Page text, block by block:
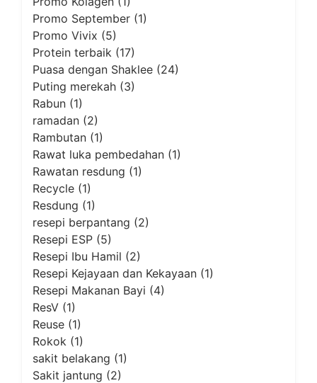
Promo September (1)
Promo Vivix (5)
Protein terbaik (17)
Puasa dengan Shaklee (24)
Puting merekah (3)
Rabun (1)
ramadan (2)
Rambutan (1)
Rawat luka pembedahan (1)
Rawatan resdung (1)
Recycle (1)
Resdung (1)
resepi berpantang (2)
Resepi ESP (5)
Resepi Ibu Hamil (2)
Resepi Kejayaan dan Kekayaan (1)
Resepi Makanan Bayi (4)
ResV (1)
Reuse (1)
Rokok (1)
sakit belakang (1)
Sakit jantung (2)